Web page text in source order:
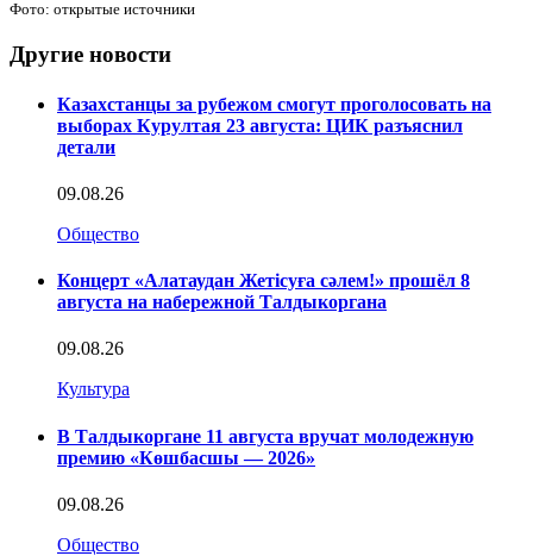
Фото: открытые источники
Другие новости
Казахстанцы за рубежом смогут проголосовать на
выборах Курултая 23 августа: ЦИК разъяснил
детали
09.08.26
Общество
Концерт «Алатаудан Жетісуға сәлем!» прошёл 8
августа на набережной Талдыкоргана
09.08.26
Культура
В Талдыкоргане 11 августа вручат молодежную
премию «Көшбасшы — 2026»
09.08.26
Общество